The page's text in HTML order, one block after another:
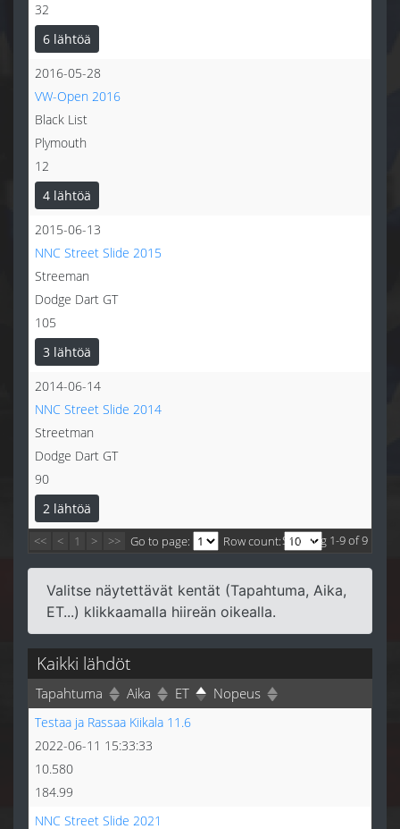
32
6 lähtöä
2016-05-28
VW-Open 2016
Black List
Plymouth
12
4 lähtöä
2015-06-13
NNC Street Slide 2015
Streeman
Dodge Dart GT
105
3 lähtöä
2014-06-14
NNC Street Slide 2014
Streetman
Dodge Dart GT
90
2 lähtöä
<< < 1 > >> Go to page: Row count:Showing 1-9 of 9
Valitse näytettävät kentät (Tapahtuma, Aika,
ET...) klikkaamalla hiireän oikealla.
Kaikki lähdöt
Tapahtuma Aika ET Nopeus
Testaa ja Rassaa Kiikala 11.6
2022-06-11 15:33:33
10.580
184.99
NNC Street Slide 2021